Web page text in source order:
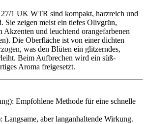
1 UK WTR sind kompakt, harzreich und
Sie zeigen meist ein tiefes Olivgrün,
Akzenten und leuchtend orangefarbenen
Die Oberfläche ist von einer dichten
was den Blüten ein glitzerndes,
Beim Aufbrechen wird ein süß-
Aroma freigesetzt.
Empfohlene Methode für eine schnelle
Langsame, aber langanhaltende Wirkung.